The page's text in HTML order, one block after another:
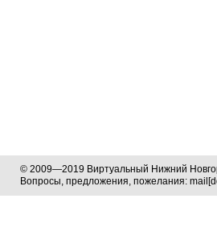
© 2009—2019 Виртуальный Нижний
Вопросы, предложения, пожелания: